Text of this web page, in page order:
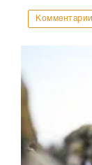
Комментарии